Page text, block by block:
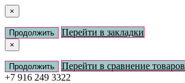
×
Продолжить Перейти в закладки
×
Продолжить
Перейти в сравнение товаров
+7 916 249 3322